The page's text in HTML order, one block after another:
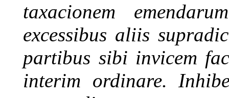
taxacionem
excessibus aliis
partibus sibi invicem
interim ordinare.